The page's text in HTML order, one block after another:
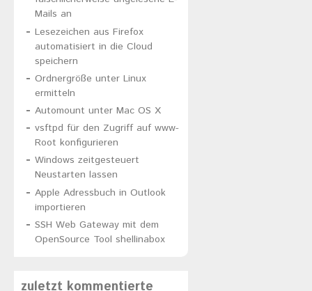
Mails an
Lesezeichen aus Firefox
automatisiert in die Cloud
speichern
Ordnergröße unter Linux
ermitteln
Automount unter Mac OS X
vsftpd für den Zugriff auf www-
Root konfigurieren
Windows zeitgesteuert
Neustarten lassen
Apple Adressbuch in Outlook
importieren
SSH Web Gateway mit dem
OpenSource Tool shellinabox
zuletzt kommentierte